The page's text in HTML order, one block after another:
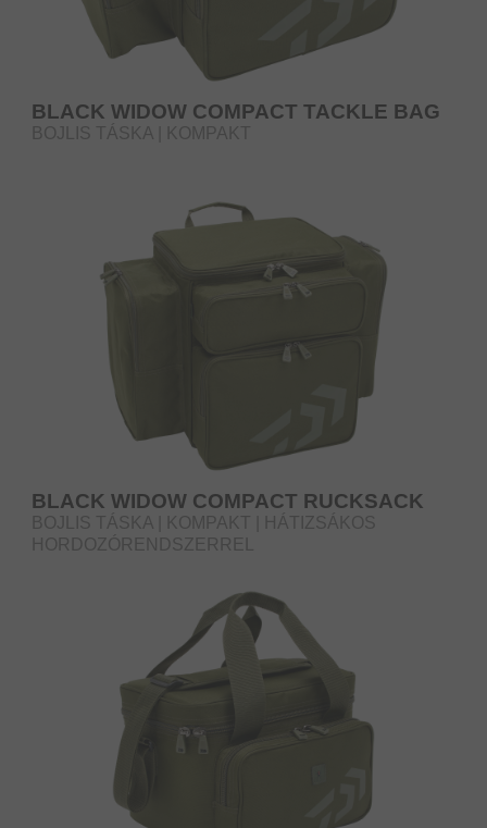
BLACK WIDOW COMPACT TACKLE BAG
BOJLIS TÁSKA | KOMPAKT
BLACK WIDOW COMPACT RUCKSACK
BOJLIS TÁSKA | KOMPAKT | HÁTIZSÁKOS
HORDOZÓRENDSZERREL